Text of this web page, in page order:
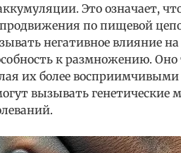
Это означает,
по пищевой
негативное влияние
к размножению.
их более восприимчивыми
вызывать генетические